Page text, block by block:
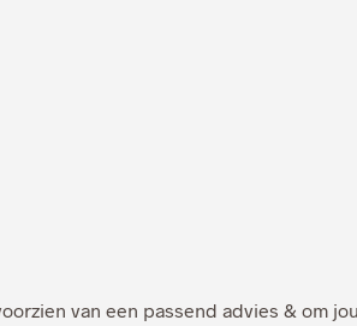
van een passend advies & om